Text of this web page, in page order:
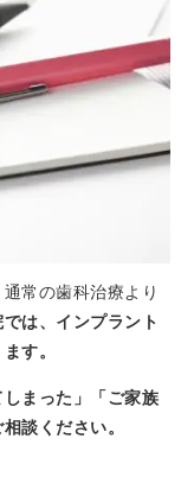
常の歯科治療より
では、インプラント
す。
しまった」「ご家族
談ください。